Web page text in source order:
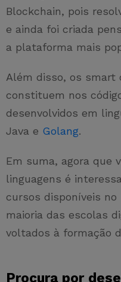
Blockchain, pois
e ainda foi criada
a plataforma mais
Além disso, os smart
constituem nos
desenvolvidos em
Java e Golang.
Em suma, agora que
linguagens é
cursos disponíveis
maioria das escolas
voltados à formação
Procura por